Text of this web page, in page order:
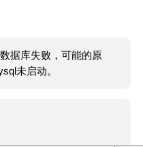
据库失败，可能的原
未启动。